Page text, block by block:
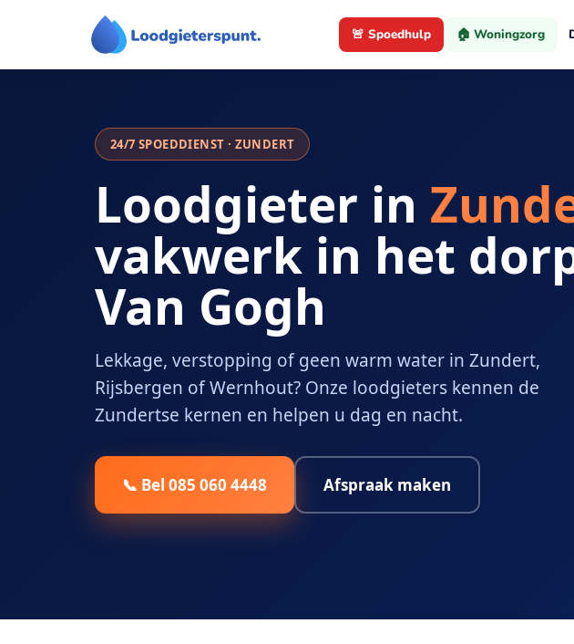
🚨 Spoedhulp 🏠 Woningzorg
de
24/7 SPOEDDIENST · ZUNDERT
Loodgieter in
vakwerk in het
Van Gogh
Lekkage, verstopping of geen warm water in Zundert,
Rijsbergen of Wernhout? Onze loodgieters kennen de
Zundertse kernen en helpen u dag en nacht.
📞 Bel 085 060 4448 Afspraak maken